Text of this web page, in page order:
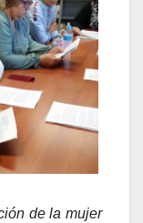
de la mujer